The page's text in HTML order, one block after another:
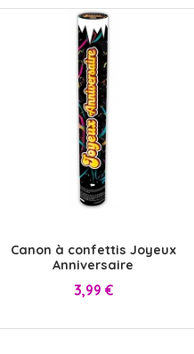
Canon à confettis Joyeux
Anniversaire
Prix
3,99 €